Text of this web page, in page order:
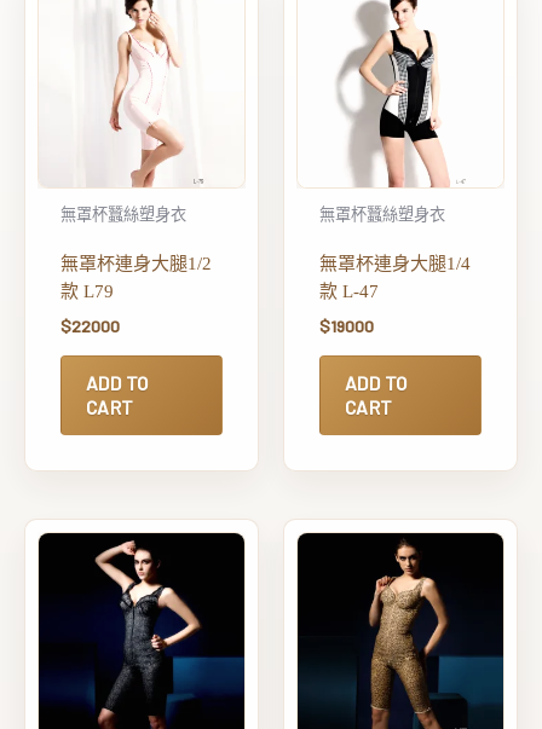
無罩杯蠶絲塑身衣
無罩杯連身大腿1/2
款 L79
$22000
ADD TO
CART
無罩杯蠶絲塑身衣
無罩杯連身大腿1/4
款 L-47
$19000
ADD TO
CART